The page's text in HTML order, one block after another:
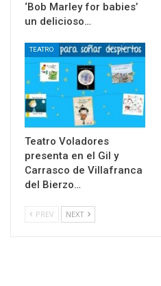
‘Bob Marley for babies’
un delicioso…
TEATRO
Teatro Voladores
presenta en el Gil y
Carrasco de Villafranca
del Bierzo…
PREV NEXT